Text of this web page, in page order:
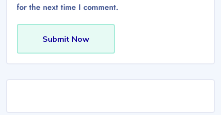
for the next time I comment.
Submit Now